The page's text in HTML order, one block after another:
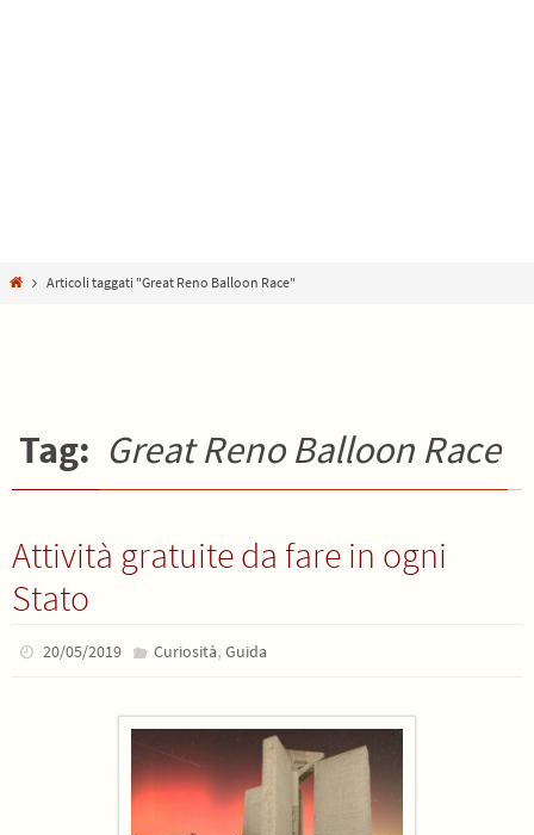
HomeArticoli taggati "Great Reno Balloon Race"
Tag: Great Reno Balloon Race
Attività gratuite da fare in ogni
Stato
20/05/2019 Curiosità, Guida